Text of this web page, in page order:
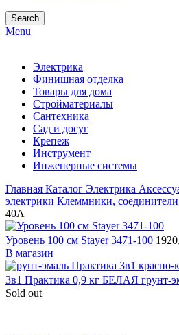
Search
Menu
Электрика
Финишная отделка
Товары для дома
Стройматериалы
Сантехника
Сад и досуг
Крепеж
Инструмент
Инженерные системы
Главная Каталог Электрика
электрики Клеммники, соединители
40А
Уровень 100 см Stayer 3471-100
В магазин
3в1 Практика 0,9 кг БЕЛАЯ грунт-
Sold out